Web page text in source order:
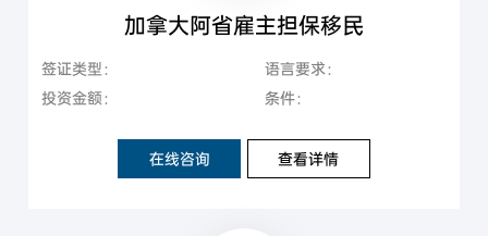
加拿大阿省雇主担保移民
签证类型：
语言要求：
投资金额：
条件：
在线咨询 查看详情